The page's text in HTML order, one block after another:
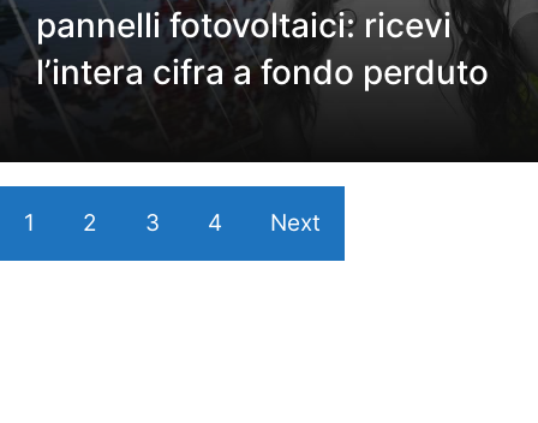
pannelli fotovoltaici: ricevi
l’intera cifra a fondo perduto
1 2 3 4 Next